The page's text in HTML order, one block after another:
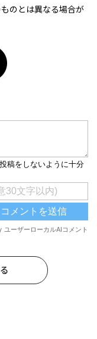
のとは異なる場合が